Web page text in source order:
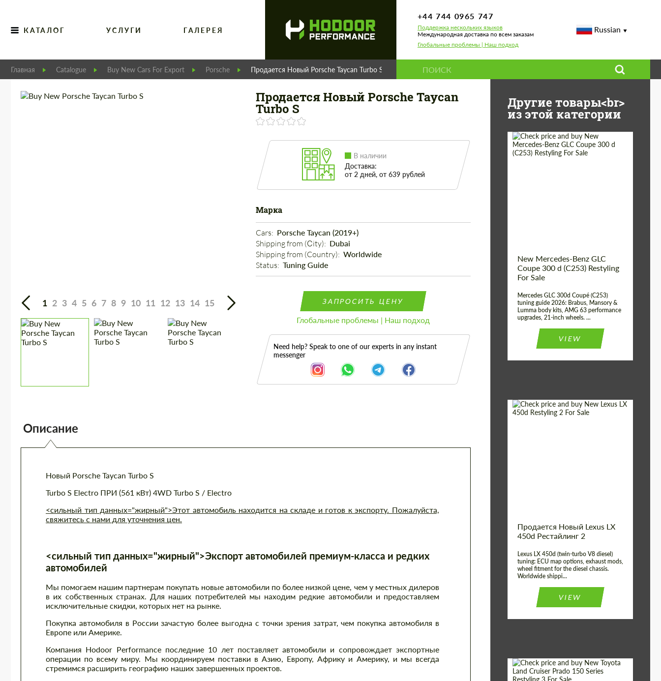
КАТАЛОГ УСЛУГИ ГАЛЕРЕЯ
+44 744 0965 747
Поддержка нескольких языков
Международная доставка по всем заказам
Глобальные проблемы | Наш подход
Russian
Главная Catalogue Buy New Cars For Export Porsche Продается Новый Porsche Taycan Turbo S
1 2 3 4 5 6 7 8 9 10 11 12 13 14 15
Продается Новый Porsche Taycan
Turbo S
В наличии
Доставка:
от 2 дней, от 639 рублей
Марка
Cars: Porsche Taycan (2019+)
Shipping from (Сity): Dubai
Shipping from (Country): Worldwide
Status: Tuning Guide
ЗАПРОСИТЬ ЦЕНУ
Глобальные проблемы | Наш подход
Need help? Speak to one of our experts in any instant
messenger
Описание
Новый Porsche Taycan Turbo S
Turbo S Electro ПРИ (561 кВт) 4WD Turbo S / Electro
<сильный тип данных="жирный">Этот автомобиль находится на складе и готов к экспорту. Пожалуйста,
свяжитесь с нами для уточнения цен.
<сильный тип данных="жирный">Экспорт автомобилей премиум-класса и редких
автомобилей
Мы помогаем нашим партнерам покупать новые автомобили по более низкой цене, чем у местных дилеров
в их собственных странах. Для наших потребителей мы находим редкие автомобили и предоставляем
исключительные скидки, которых нет на рынке.
Покупка автомобиля в России зачастую более выгодна с точки зрения затрат, чем покупка автомобиля в
Европе или Америке.
Компания Hodoor Performance последние 10 лет поставляет автомобили и сопровождает экспортные
операции по всему миру. Мы координируем поставки в Азию, Европу, Африку и Америку, и мы всегда
стремимся расширить географию наших завершенных проектов.
Другие товары<br>
из этой категории
New Mercedes-Benz GLC
Coupe 300 d (C253) Restyling
For Sale
Mercedes GLC 300d Coupé (C253)
tuning guide 2026: Brabus, Mansory &
Lumma body kits, AMG 63 performance
upgrades, 21-inch wheels. ...
VIEW
Продается Новый Lexus LX
450d Рестайлинг 2
Lexus LX 450d (twin-turbo V8 diesel)
tuning: ECU map options, exhaust mods,
wheel fitment for the diesel chassis.
Worldwide shippi...
VIEW